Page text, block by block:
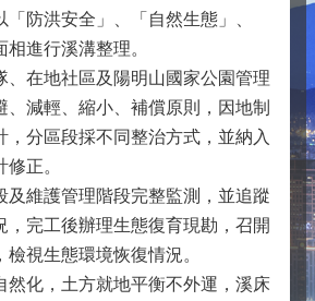
防洪安全」、「自然生態」、
相進行溪溝整理。
在地社區及陽明山國家公園管理
、減輕、縮小、補償原則，因地制
，分區段採不同整治方式，並納入
正。
及維護管理階段完整監測，並追蹤
，完工後辦理生態復育現勘，召開
視生態環境恢復情況。
然化，土方就地平衡不外運，溪床